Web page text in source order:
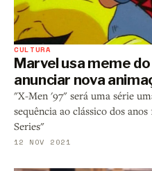
CULTURA
Marvel usa meme do
anunciar nova
"X-Men '97" será uma série
sequência ao clássico dos
Series"
12 NOV 2021